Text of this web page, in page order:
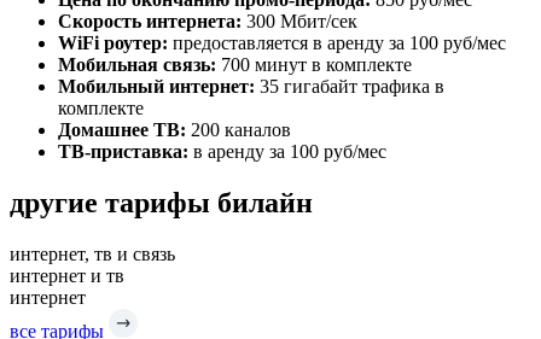
Скорость интернета: 300 Мбит/сек
WiFi роутер: предоставляется в аренду за 100 руб/мес
Мобильная связь: 700 минут в комплекте
Мобильный интернет: 35 гигабайт трафика в
комплекте
Домашнее ТВ: 200 каналов
ТВ-приставка: в аренду за 100 руб/мес
другие тарифы билайн
интернет, тв и связь
интернет и тв
интернет
все тарифы